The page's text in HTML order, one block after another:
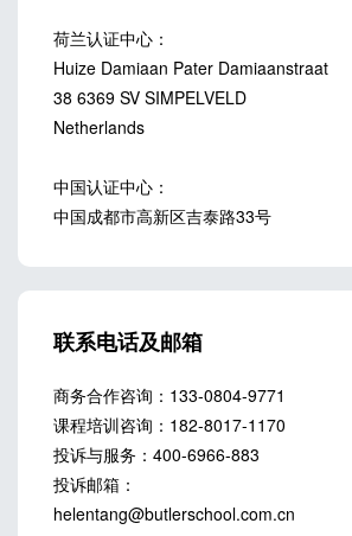
荷兰认证中心：
Huize Damiaan Pater Damiaanstraat
38 6369 SV SIMPELVELD
Netherlands
中国认证中心：
中国成都市高新区吉泰路33号
联系电话及邮箱
商务合作咨询：133-0804-9771
课程培训咨询：182-8017-1170
投诉与服务：400-6966-883
投诉邮箱：